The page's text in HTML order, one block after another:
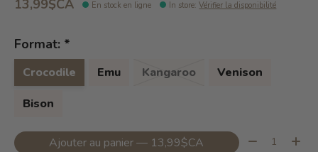
13,99$CA En stock en ligne In store:Vérifier la disponibilité
Format: *
Crocodile Emu Kangaroo
Venison
Bison
Ajouter au panier — 13,99$CA Quantité: